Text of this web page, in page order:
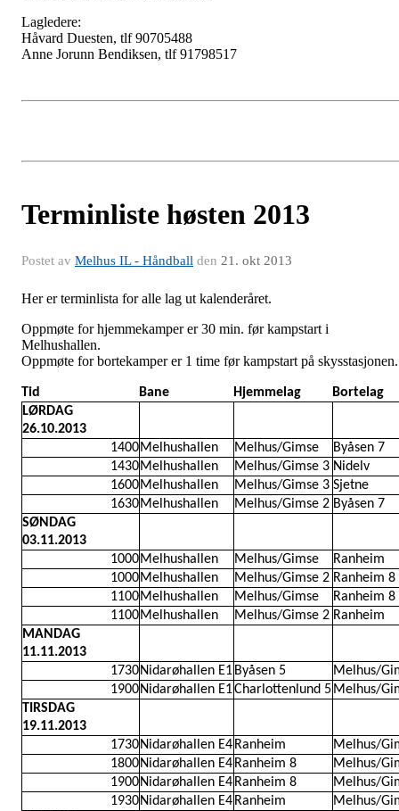
Lagledere:
Håvard Duesten, tlf 90705488
Anne Jorunn Bendiksen, tlf 91798517
Terminliste høsten 2013
Postet av Melhus IL - Håndball den 21. okt 2013
Her er terminlista for alle lag ut kalenderåret.
Oppmøte for hjemmekamper er 30 min. før kampstart i
Melhushallen.
Oppmøte for bortekamper er 1 time før kampstart på skysstasjonen.
Tid Bane Hjemmelag
Bortelag
LØRDAG
26.10.2013
1400Melhushallen Melhus/Gimse
Byåsen 7
1430Melhushallen Melhus/Gimse 3 Nidelv
1600Melhushallen Melhus/Gimse 3 Sjetne
1630Melhushallen Melhus/Gimse 2 Byåsen 7
SØNDAG
03.11.2013
1000Melhushallen Melhus/Gimse
Ranheim
1000Melhushallen Melhus/Gimse 2 Ranheim 8
1100Melhushallen Melhus/Gimse
Ranheim 8
1100Melhushallen Melhus/Gimse 2 Ranheim
MANDAG
11.11.2013
1730Nidarøhallen E1 Byåsen 5
Melhus/
1900Nidarøhallen E1Charlottenlund 5 Melhus/
TIRSDAG
19.11.2013
1730Nidarøhallen E4 Ranheim
Melhus/
1800Nidarøhallen E4 Ranheim 8
Melhus/
1900Nidarøhallen E4 Ranheim 8
Melhus/
1930Nidarøhallen E4 Ranheim
Melhus/